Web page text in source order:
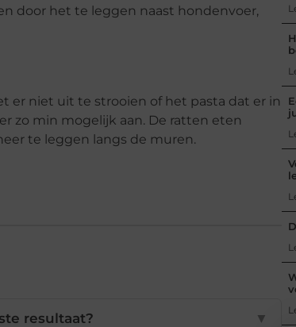
door het te leggen naast hondenvoer,
er niet uit te strooien of het pasta dat er in
zo min mogelijk aan. De ratten eten
te leggen langs de muren.
resultaat? ▼